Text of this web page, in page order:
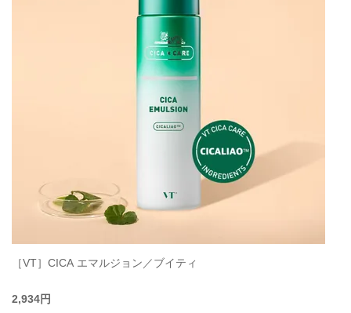
［VT］CICA エマルジョン／ブイティ
2,934円